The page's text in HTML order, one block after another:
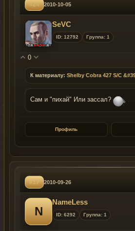
#24 2010-10-05
SeVC
ID: 12792 Группа: 1
0
К материалу: Shelby Cobra 427 S/C
Сам и "пихай" Или зассал?
Профиль
#17 2010-09-26
N
NameLess
ID: 6292 Группа: 1